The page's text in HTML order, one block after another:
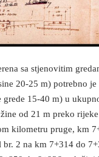
sa stjenovitim
20-25 m) potrebno
grede 15-40 m) u
od 21 m preko rijeke
kilometru pruge, km
2 na km 7+314 do